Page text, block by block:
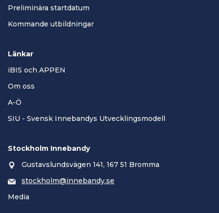
Preliminära startdatum
Kommande utbildningar
Länkar
iBIS och APPEN
Om oss
A-Ö
SIU - Svensk Innebandys Utvecklingsmodell
Stockholm Innebandy
Gustavslundsvägen 141, 167 51 Bromma
stockholm@innebandy.se
Media